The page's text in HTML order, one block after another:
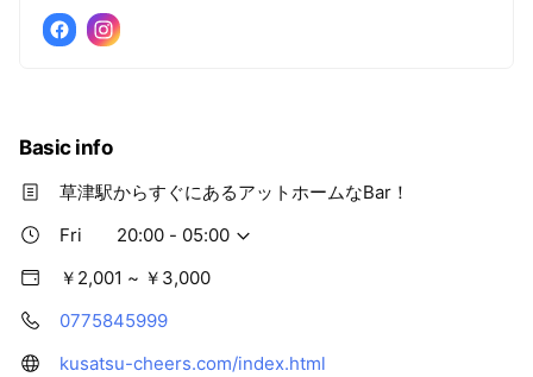
Basic info
草津駅からすぐにあるアットホームなBar！
Fri
20:00 - 05:00
￥2,001 ~ ￥3,000
0775845999
kusatsu-cheers.com/index.html